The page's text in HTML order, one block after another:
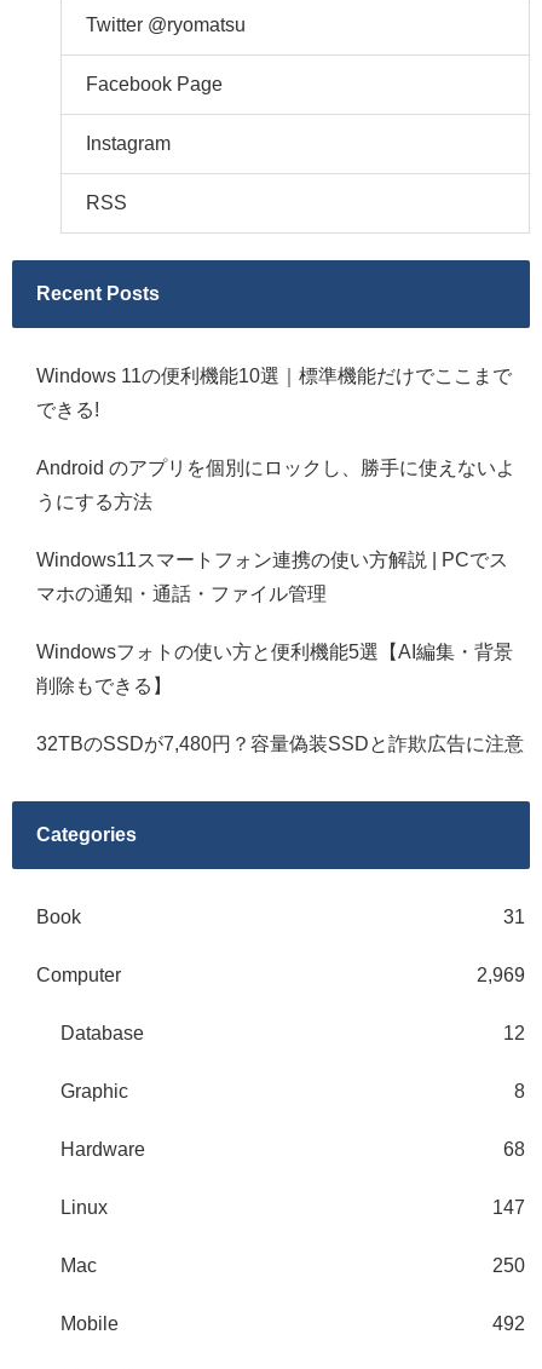
Twitter @ryomatsu
Facebook Page
Instagram
RSS
Recent Posts
Windows 11の便利機能10選｜標準機能だけでここまで
できる!
Android のアプリを個別にロックし、勝手に使えないよ
うにする方法
Windows11スマートフォン連携の使い方解説 | PCでス
マホの通知・通話・ファイル管理
Windowsフォトの使い方と便利機能5選【AI編集・背景
削除もできる】
32TBのSSDが7,480円？容量偽装SSDと詐欺広告に注意
Categories
Book 31
Computer 2,969
Database 12
Graphic 8
Hardware 68
Linux 147
Mac 250
Mobile 492